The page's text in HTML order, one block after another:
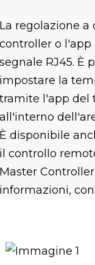
regolazione a
o l'app
RJ45. È
la
l'app del
disponibile
controllo